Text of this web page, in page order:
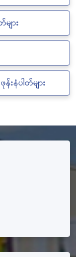
ျား
နံပါတ်များ